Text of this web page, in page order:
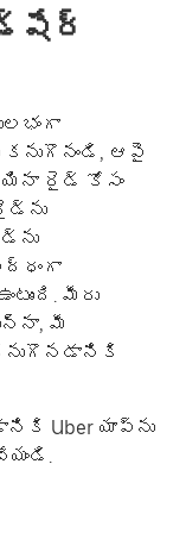
ఆపై
రైడ్ కోసం
మీరు
Uber యాప్‌ను